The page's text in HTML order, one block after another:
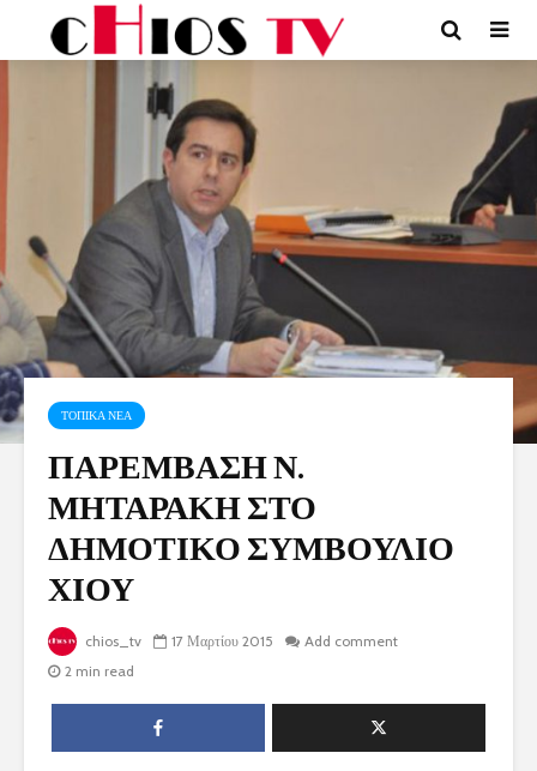
ΤΟΠΙΚΑ ΝΕΑ
ΠΑΡΕΜΒΑΣΗ Ν.
ΜΗΤΑΡΑΚΗ ΣΤΟ
ΔΗΜΟΤΙΚΟ ΣΥΜΒΟΥΛΙΟ
ΧΙΟΥ
chios_tv 17 Μαρτίου 2015
Add comment
2 min read